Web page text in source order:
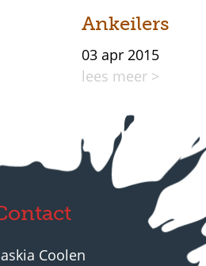
Ankeilers
03 apr 2015
lees meer >
Coolen